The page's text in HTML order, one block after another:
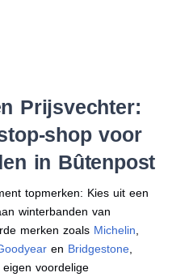
Prijsvechter:
shop voor
in Bûtenpost
topmerken: Kies uit een
winterbanden van
merken zoals Michelin
en Bridgestone
voordelige